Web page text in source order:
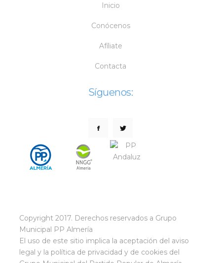
Inicio
Conócenos
Afíliate
Contacta
Síguenos:
Copyright 2017. Derechos reservados a Grupo
Municipal PP Almería
El uso de este sitio implica la aceptación del aviso
legal y la política de privacidad y de cookies del